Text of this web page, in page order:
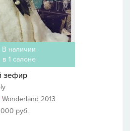
В наличии
в 1 салоне
зефир
Wonderland 2013
000 руб.